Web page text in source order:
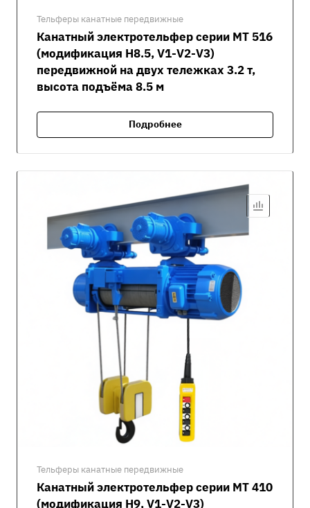
Тельферы канатные передвижные
Канатный электротельфер серии MT 516
(модификация H8.5, V1-V2-V3)
передвижной на двух тележках 3.2 т,
высота подъёма 8.5 м
Подробнее
Тельферы канатные передвижные
Канатный электротельфер серии MT 410
(модификация H9, V1-V2-V3)